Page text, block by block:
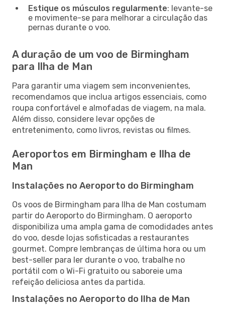
Estique os músculos regularmente: levante-se
e movimente-se para melhorar a circulação das
pernas durante o voo.
A duração de um voo de Birmingham
para Ilha de Man
Para garantir uma viagem sem inconvenientes,
recomendamos que inclua artigos essenciais, como
roupa confortável e almofadas de viagem, na mala.
Além disso, considere levar opções de
entretenimento, como livros, revistas ou filmes.
Aeroportos em Birmingham e Ilha de
Man
Instalações no Aeroporto do Birmingham
Os voos de Birmingham para Ilha de Man costumam
partir do Aeroporto do Birmingham. O aeroporto
disponibiliza uma ampla gama de comodidades antes
do voo, desde lojas sofisticadas a restaurantes
gourmet. Compre lembranças de última hora ou um
best-seller para ler durante o voo, trabalhe no
portátil com o Wi-Fi gratuito ou saboreie uma
refeição deliciosa antes da partida.
Instalações no Aeroporto do Ilha de Man